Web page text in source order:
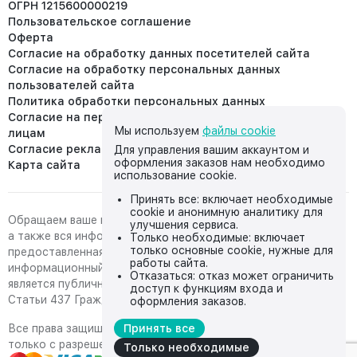
ОГРН 1215600000219
Пользовательское соглашение
Оферта
Согласие на обработку данных посетителей сайта
Согласие на обработку персональных данных
пользователей сайта
Политика обработки персональных данных
Согласие на передачу персональных данных третьим
лицам
Согласие реклама
Карта сайта
Обращаем ваше внимание на то, что данный интернет-сайт,
а также вся информация о товарах и ценах,
предоставленная на нём, носит исключительно
информационный характер и ни при каких условиях не
является публичной офертой, определяемой положениями
Статьи 437 Гражданского кодекса Российской Федерации.
Все права защищены, любое копирование с сайта возможно
только с разрешения владельца сайта
Мы используем файлы cookie
Для управления вашим аккаунтом и
оформления заказов нам необходимо
использование cookie.
Принять все: включает необходимые
cookie и анонимную аналитику для
улучшения сервиса.
Только необходимые: включает
только основные cookie, нужные для
работы сайта.
Отказаться: отказ может ограничить
доступ к функциям входа и
оформления заказов.
Принять все
Только необходимые